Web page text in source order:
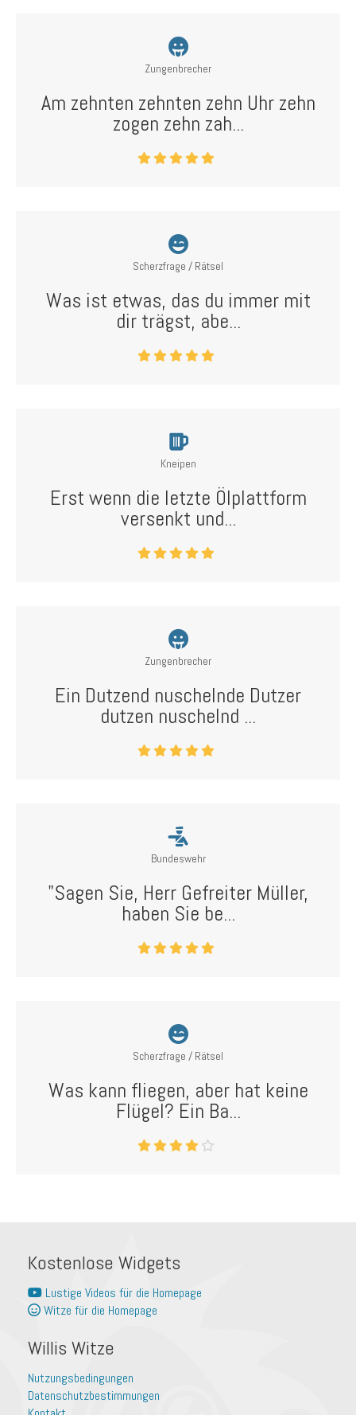
Zungenbrecher
Am zehnten zehnten zehn Uhr zehn
zogen zehn zah...
Scherzfrage / Rätsel
Was ist etwas, das du immer mit
dir trägst, abe...
Kneipen
Erst wenn die letzte Ölplattform
versenkt und...
Zungenbrecher
Ein Dutzend nuschelnde Dutzer
dutzen nuschelnd ...
Bundeswehr
"Sagen Sie, Herr Gefreiter Müller,
haben Sie be...
Scherzfrage / Rätsel
Was kann fliegen, aber hat keine
Flügel? Ein Ba...
Kostenlose Widgets
Lustige Videos für die Homepage
Witze für die Homepage
Willis Witze
Nutzungsbedingungen
Datenschutzbestimmungen